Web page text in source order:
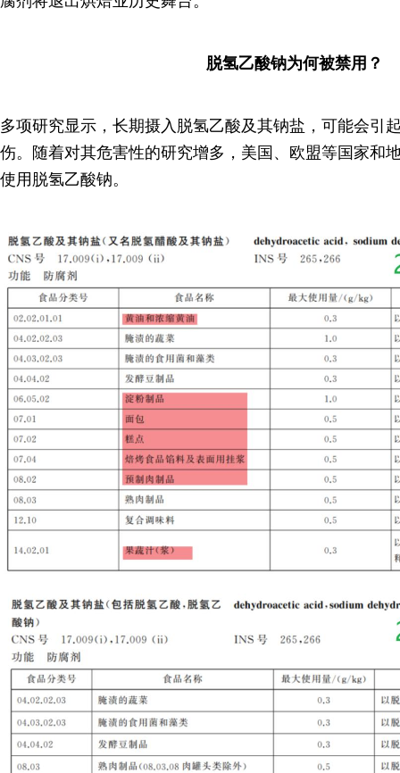
脱氢乙酸钠为何被禁用？
多项研究显示，长期摄入脱氢乙酸及其钠盐，可能会引
伤。随着对其危害性的研究增多，美国、欧盟等国家和
使用脱氢乙酸钠。